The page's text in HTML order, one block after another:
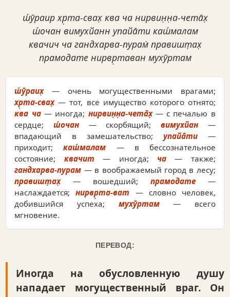
ш́ӯраир хр̣та-свах̣ ква ча нирвин̣н̣а-чета̄х̣
ш́очан вимухйанн упайа̄ти каш́малам
квачич ча гандхарва-пурам̇ правишт̣ах̣
прамодате нирвр̣таван мухӯртам
ш́ӯраих̣— очень могущественными врагами;
хр̣та-свах̣— тот, все имущество которого отнято;
ква ча— иногда; нирвин̣н̣а-чета̄х̣— с печалью в
сердце; ш́очан— скорбящий;вимухйан —
впадающий в замешательство; упайа̄ти—
приходит;каш́малам — в бессознательное
состояние; квачит — иногда; ча— также;
гандхарва-пурам — в воображаемый город в лесу;
правишт̣ах̣— вошедший; прамодате—
наслаждается;нирвр̣та-ват — словно человек,
добившийся успеха; мухӯртам— всего
мгновение.
ПЕРЕВОД:
Иногда на обусловленную душу
нападает могущественный враг. Он